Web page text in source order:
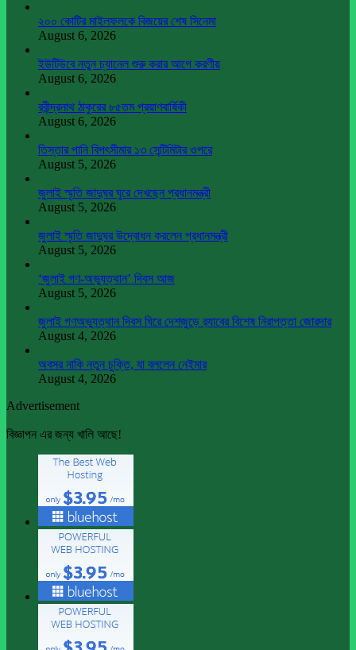
২০০ কোটির মাইলফলকে বিজয়ের শেষ সিনেমা
August 6, 2026
ইউটিউবে নতুন চ্যানেল শুরু করার আগে করণীয়
August 6, 2026
রবীন্দ্রনাথ ঠাকুরের ৮৫তম প্রয়াণবার্ষিকী
August 6, 2026
তিস্তার পানি বিপৎসীমার ১৩ সেন্টিমিটার ওপরে
August 5, 2026
জুলাই স্মৃতি জাদুঘর ঘুরে দেখছেন প্রধানমন্ত্রী
August 5, 2026
জুলাই স্মৃতি জাদুঘর উদ্বোধন করলেন প্রধানমন্ত্রী
August 5, 2026
‘জুলাই গণ-অভ্যুত্থান’ দিবস আজ
August 5, 2026
জুলাই গণঅভ্যুত্থান দিবস ঘিরে দেশজুড়ে র‌্যাবের বিশেষ নিরাপত্তা জোরদার
August 4, 2026
অবসর নাকি নতুন চুক্তি, যা বললেন নেইমার
August 4, 2026
Advertisement
বিজ্ঞাপন এর জন্য খালি আছে!